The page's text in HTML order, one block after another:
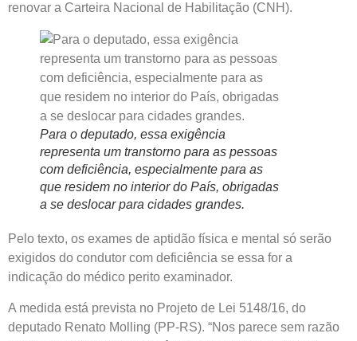
renovar a Carteira Nacional de Habilitação (CNH).
Para o deputado, essa exigência
representa um transtorno para as pessoas
com deficiência, especialmente para as
que residem no interior do País, obrigadas
a se deslocar para cidades grandes.
Pelo texto, os exames de aptidão física e mental só serão
exigidos do condutor com deficiência se essa for a
indicação do médico perito examinador.
A medida está prevista no Projeto de Lei 5148/16, do
deputado Renato Molling (PP-RS). “Nos parece sem razão